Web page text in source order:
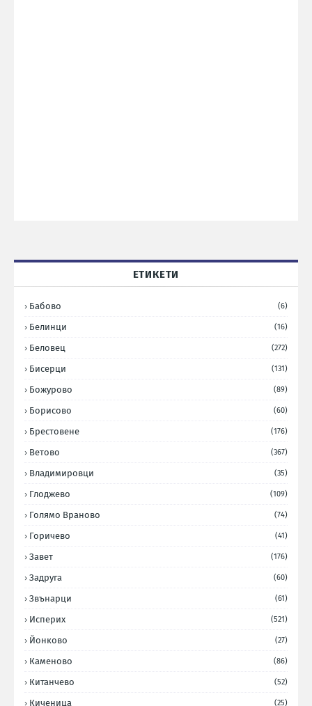
ЕТИКЕТИ
Бабово (6)
Белинци (16)
Беловец (272)
Бисерци (131)
Божурово (89)
Борисово (60)
Брестовене (176)
Ветово (367)
Владимировци (35)
Глоджево (109)
Голямо Враново (74)
Горичево (41)
Завет (176)
Задруга (60)
Звънарци (61)
Исперих (521)
Йонково (27)
Каменово (86)
Китанчево (52)
Киченица (25)